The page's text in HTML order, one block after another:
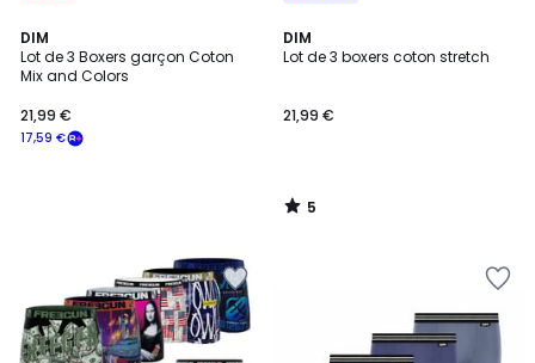
DIM
Lot de 3 Boxers garçon Coton
Mix and Colors
17,59 €
21,99 €
DIM
Lot de 3 boxers coton stretch
21,99 €
5
/
5
/